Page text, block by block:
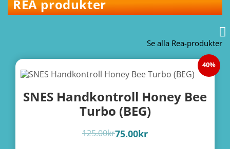
REA produkter
Se alla Rea-produkter
40%
SNES Handkontroll Honey Bee
Turbo (BEG)
125.00kr75.00kr